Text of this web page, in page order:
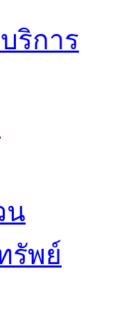
ริการ
น
รัพย์